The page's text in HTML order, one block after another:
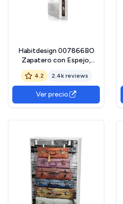
Habitdesign 007866BO
Zapatero con Espejo,
Color Blanco Brillo,
180x50x20 cm de Fondo,
Madera (Rock)
4.2 2.4k reviews
Ver precio